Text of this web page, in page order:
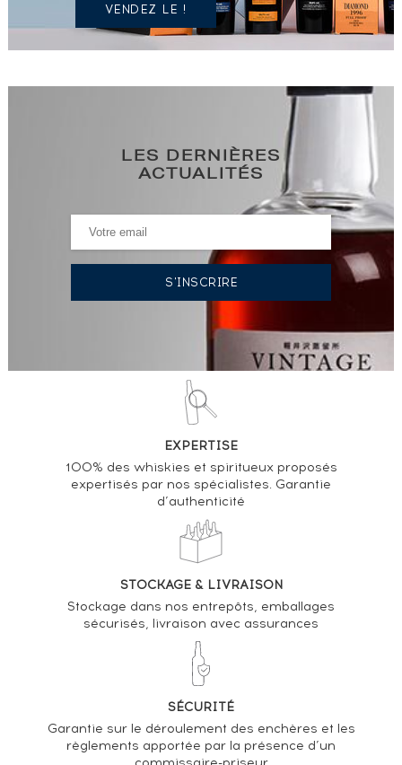
VENDEZ LE !
LES DERNIÈRES
ACTUALITÉS
EXPERTISE
100% des whiskies et spiritueux proposés
expertisés par nos spécialistes. Garantie
d’authenticité
STOCKAGE & LIVRAISON
Stockage dans nos entrepôts, emballages
sécurisés, livraison avec assurances
SÉCURITÉ
Garantie sur le déroulement des enchères et les
règlements apportée par la présence d’un